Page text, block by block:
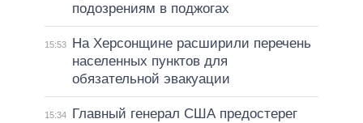
подозрениям в поджогах
15:53
На Херсонщине расширили перечень
населенных пунктов для
обязательной эвакуации
15:34
Главный генерал США предостерег